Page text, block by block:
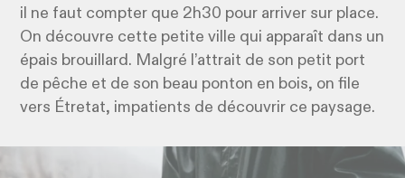
il ne faut compter que 2h30 pour arriver sur place.
On découvre cette petite ville qui apparaît dans un
épais brouillard. Malgré l’attrait de son petit port
de pêche et de son beau ponton en bois, on file
vers Étretat, impatients de découvrir ce paysage.